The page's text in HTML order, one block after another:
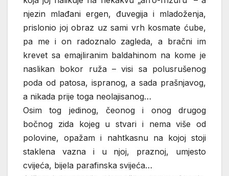
njezin mlađani ergen, đuvegija i mladoženja,
prislonio joj obraz uz sami vrh kosmate ćube,
pa me i on radoznalo zagleda, a bračni im
krevet sa emajliranim baldahinom na kome je
naslikan bokor ruža – visi sa polusrušenog
poda od patosa, ispranog, a sada prašnjavog,
a nikada prije toga neolajisanog…
Osim tog jedinog, čeonog i onog drugog
bočnog zida kojeg u stvari i nema više od
polovine, opažam i nahtkasnu na kojoj stoji
staklena vazna i u njoj, praznoj, umjesto
cvijeća, bijela parafinska svijeća…